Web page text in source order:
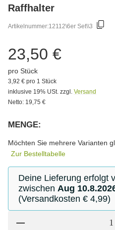
Raffhalter
Artikelnummer:12112\6er Set\\3
23,50 €
pro Stück
3,92 € pro 1 Stück
inklusive 19% USt. zzgl. Versand
Netto: 19,75 €
MENGE:
Möchten Sie mehrere Varianten
Zur Bestelltabelle
Deine Lieferung erfolgt
zwischen Aug
(Versandkosten € 4,99)